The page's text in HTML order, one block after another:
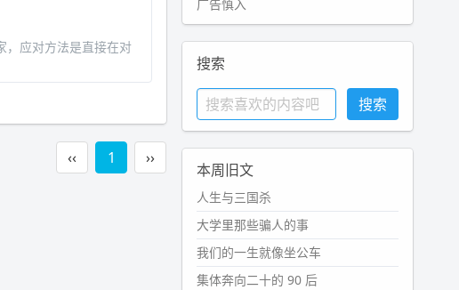
，应对方法是直接在对
‹‹ 1 ››
广告慎入
搜索
本周旧文
人生与三国杀
大学里那些骗人的事
我们的一生就像坐公车
集体奔向二十的 90 后